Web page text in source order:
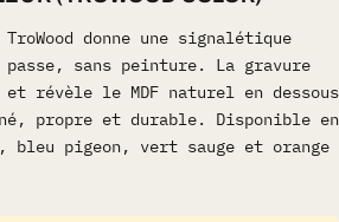
donne une signalétique
sans peinture. La gravure
révèle le MDF naturel en dessous
propre et durable. Disponible en
bleu pigeon, vert sauge et orange